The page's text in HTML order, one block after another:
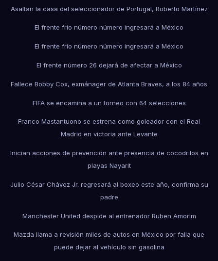
Asaltan la casa del seleccionador de Portugal, Roberto Martínez
El frente frío número número ingresará a México
El frente frío número número ingresará a México
El frente número 26 dejará de afectar a México
Fallece Bobby Cox, exmánager de Atlanta Braves, a los 84 años
FIFA se encamina a un torneo con 64 selecciones
Franco Mastantuono se estrena como goleador con el Real
Madrid en victoria ante Levante
Inician acciones de prevención ante presencia de cocodrilos en
playas Nayarit
Julio César Chávez Jr. regresará al boxeo este año, confirma su
padre
Manchester United despide al entrenador Ruben Amorim
Mazda llama a revisión miles de autos en México por falla que
puede dejar al vehículo sin gasolina